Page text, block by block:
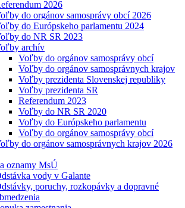
2026
do orgánov samosprávy obcí 2026
do Európskeho parlamentu 2024
do NR SR 2023
archív
Voľby do orgánov samosprávy obcí
Voľby do orgánov samosprávnych krajov
Voľby prezidenta Slovenskej republiky
Voľby prezidenta SR
Referendum 2023
Voľby do NR SR 2020
Voľby do Európskeho parlamentu
Voľby do orgánov samosprávy obcí
do orgánov samosprávnych krajov 2026
oznamy MsÚ
vody v Galante
poruchy, rozkopávky a dopravné